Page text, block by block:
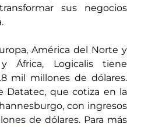
sus negocios
América del Norte y
y África, Logicalis tiene
mil millones de dólares.
Datatec, que cotiza en la
con ingresos
de dólares. Para más